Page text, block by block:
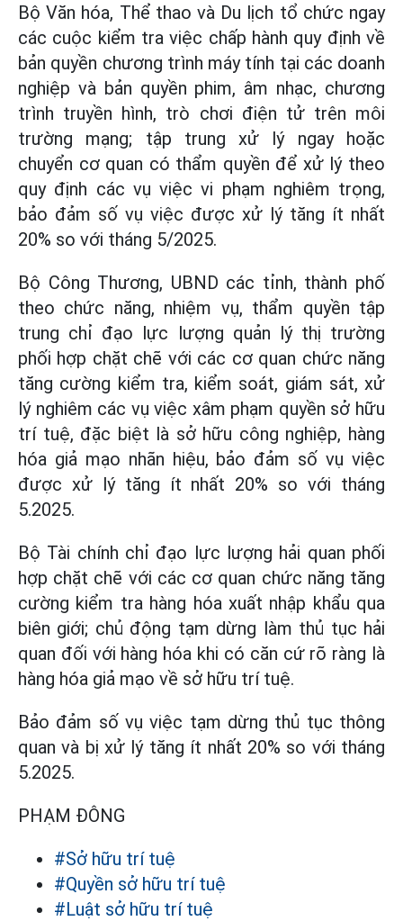
Bộ Văn hóa, Thể thao và Du lịch tổ chức ngay
các cuộc kiểm tra việc chấp hành quy định về
bản quyền chương trình máy tính tại các doanh
nghiệp và bản quyền phim, âm nhạc, chương
trình truyền hình, trò chơi điện tử trên môi
trường mạng; tập trung xử lý ngay hoặc
chuyển cơ quan có thẩm quyền để xử lý theo
quy định các vụ việc vi phạm nghiêm trọng,
bảo đảm số vụ việc được xử lý tăng ít nhất
20% so với tháng 5/2025.
Bộ Công Thương, UBND các tỉnh, thành phố
theo chức năng, nhiệm vụ, thẩm quyền tập
trung chỉ đạo lực lượng quản lý thị trường
phối hợp chặt chẽ với các cơ quan chức năng
tăng cường kiểm tra, kiểm soát, giám sát, xử
lý nghiêm các vụ việc xâm phạm quyền sở hữu
trí tuệ, đặc biệt là sở hữu công nghiệp, hàng
hóa giả mạo nhãn hiệu, bảo đảm số vụ việc
được xử lý tăng ít nhất 20% so với tháng
5.2025.
Bộ Tài chính chỉ đạo lực lượng hải quan phối
hợp chặt chẽ với các cơ quan chức năng tăng
cường kiểm tra hàng hóa xuất nhập khẩu qua
biên giới; chủ động tạm dừng làm thủ tục hải
quan đối với hàng hóa khi có căn cứ rõ ràng là
hàng hóa giả mạo về sở hữu trí tuệ.
Bảo đảm số vụ việc tạm dừng thủ tục thông
quan và bị xử lý tăng ít nhất 20% so với tháng
5.2025.
PHẠM ĐÔNG
#Sở hữu trí tuệ
#Quyền sở hữu trí tuệ
#Luật sở hữu trí tuệ